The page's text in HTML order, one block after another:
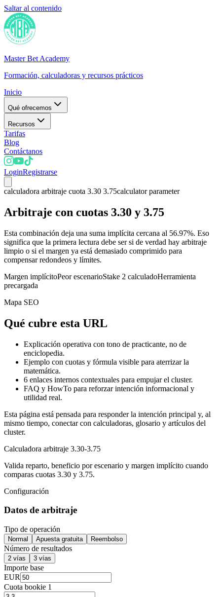
Saltar al contenido
Master Bet Academy
Formación, calculadoras y recursos prácticos
Inicio
Qué ofrecemos
Recursos
Tarifas
Blog
Contáctanos
LoginRegistrarse
calculadora arbitraje cuota 3.30 3.75calculator parameter
Arbitraje con cuotas 3.30 y 3.75
Esta combinación deja una suma implícita cercana al 56.97%. Eso
significa que la primera lectura debe ser si de verdad hay arbitraje
limpio o si el margen ya está demasiado comprimido para
compensar redondeos y límites.
Margen implícitoPeor escenarioStake 2 calculadoHerramienta
precargada
Mapa SEO
Qué cubre esta URL
Explicación operativa con tono de practicante, no de
enciclopedia.
Ejemplo con cuotas y fórmula visible para aterrizar la
matemática.
6 enlaces internos contextuales para empujar el cluster.
FAQ y HowTo para reforzar intención informacional y
utilidad real.
Esta página está pensada para responder la intención principal y, al
mismo tiempo, conectar con calculadoras, glosario y artículos del
cluster.
Calculadora arbitraje 3.30-3.75
Valida reparto, beneficio por escenario y margen implícito cuando
comparas cuotas 3.30 y 3.75.
Configuración
Datos de arbitraje
Tipo de operación
Normal Apuesta gratuita Reembolso
Número de resultados
2 vías 3 vías
Importe base
EUR
Cuota bookie 1